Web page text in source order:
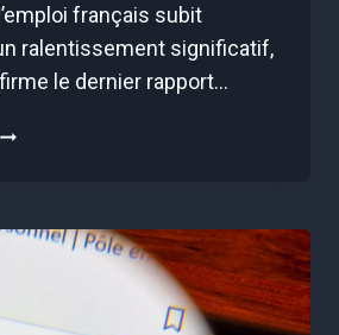
français subit
ralentissement significatif,
le dernier rapport…
CES